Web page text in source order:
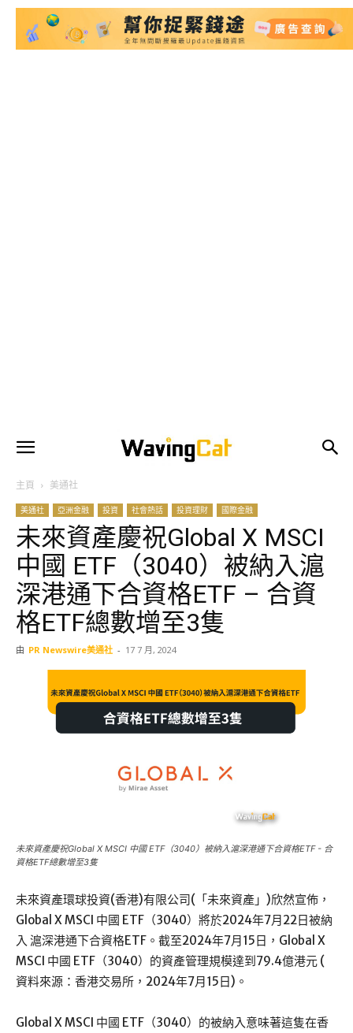
主頁 美通社
美通社 亞洲金融 投資 社會熱話 投資理財 國際金融
未來資產慶祝Global X MSCI
中國 ETF（3040）被納入滬
深港通下合資格ETF – 合資
格ETF總數增至3隻
由 PR Newswire美通社 - 17 7 月, 2024
未來資產慶祝Global X MSCI 中國 ETF（3040）被納入滬深港通下合資格ETF - 合
資格ETF總數增至3隻
未來資產環球投資(香港)有限公司(「未來資產」)欣然宣佈，
Global X MSCI 中國 ETF（3040）將於2024年7月22日被納
入 滬深港通下合資格ETF。截至2024年7月15日，Global X
MSCI 中國 ETF（3040）的資產管理規模達到79.4億港元 (
資料來源：香港交易所，2024年7月15日)。
Global X MSCI 中國 ETF（3040）的被納入意味著這隻在香